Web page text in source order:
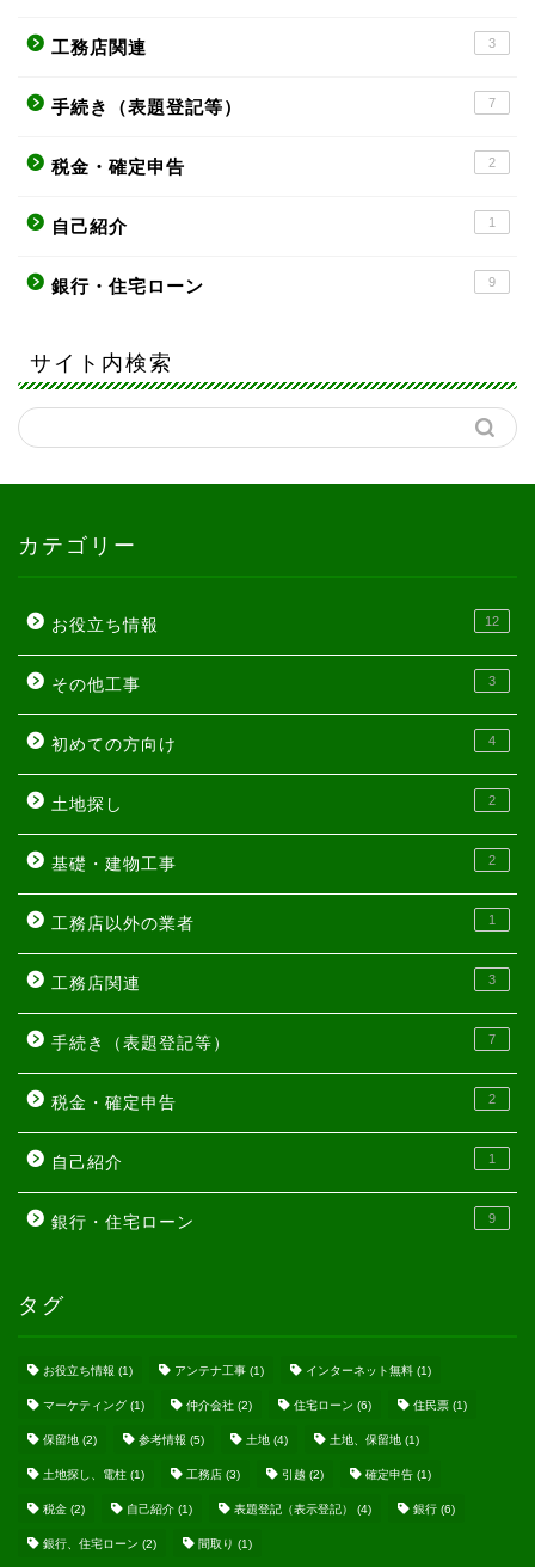
工務店関連 3
手続き（表題登記等） 7
税金・確定申告 2
自己紹介 1
銀行・住宅ローン 9
サイト内検索
カテゴリー
お役立ち情報 12
その他工事 3
初めての方向け 4
土地探し 2
基礎・建物工事 2
工務店以外の業者 1
工務店関連 3
手続き（表題登記等） 7
税金・確定申告 2
自己紹介 1
銀行・住宅ローン 9
タグ
お役立ち情報 (1) アンテナ工事 (1) インターネット無料 (1)
マーケティング (1) 仲介会社 (2) 住宅ローン (6) 住民票 (1)
保留地 (2) 参考情報 (5) 土地 (4) 土地、保留地 (1)
土地探し、電柱 (1) 工務店 (3) 引越 (2) 確定申告 (1)
税金 (2) 自己紹介 (1) 表題登記（表示登記） (4) 銀行 (6)
銀行、住宅ローン (2) 間取り (1)